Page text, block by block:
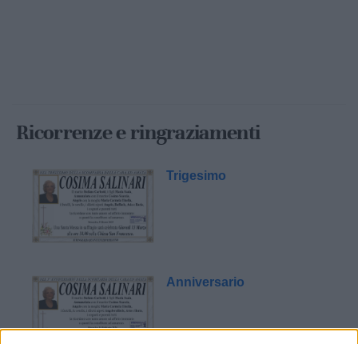
Ricorrenze e ringraziamenti
Trigesimo
Anniversario